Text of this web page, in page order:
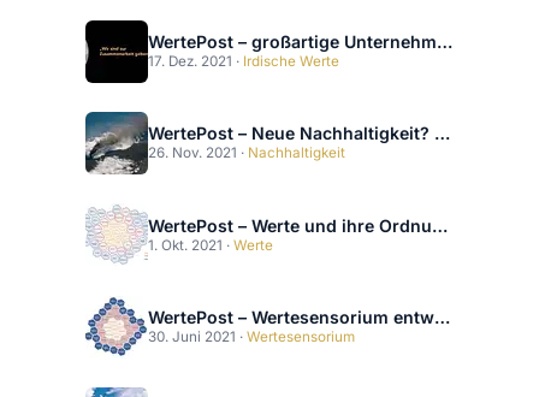
WertePost – großartige Unternehmenskultur und Kooperation 2023
17. Dez. 2021 · Irdische Werte
WertePost – Neue Nachhaltigkeit? – 15 YEARS AFTER
26. Nov. 2021 · Nachhaltigkeit
WertePost – Werte und ihre Ordnung 2025
1. Okt. 2021 · Werte
WertePost – Wertesensorium entwickeln 2025
30. Juni 2021 · Wertesensorium